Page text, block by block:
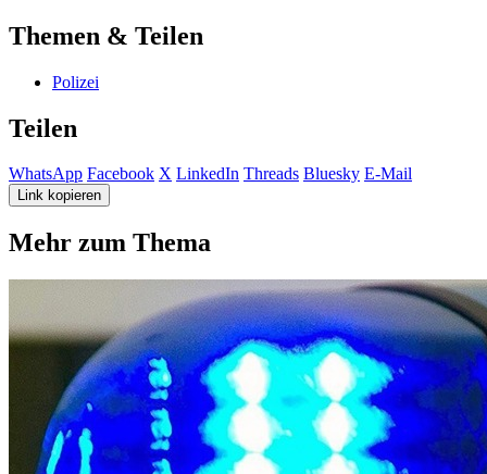
Themen & Teilen
Polizei
Teilen
WhatsApp Facebook X LinkedIn Threads Bluesky E-Mail
Link kopieren
Mehr zum Thema